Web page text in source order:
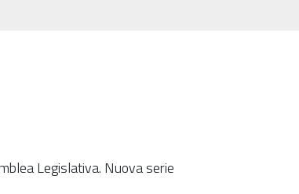
Legislativa. Nuova serie